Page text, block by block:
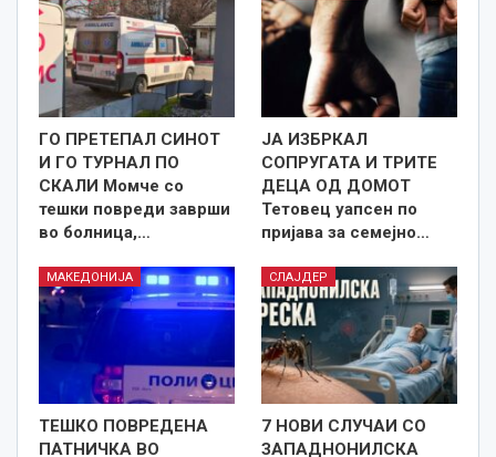
ГО ПРЕТЕПАЛ СИНОТ
И ГО ТУРНАЛ ПО
СКАЛИ Момче со
тешки повреди заврши
во болница,…
ЈА ИЗБРКАЛ
СОПРУГАТА И ТРИТЕ
ДЕЦА ОД ДОМОТ
Тетовец уапсен по
пријава за семејно…
МАКЕДОНИЈА
ТЕШКО ПОВРЕДЕНА
ПАТНИЧКА ВО
СЛАЈДЕР
7 НОВИ СЛУЧАИ СО
ЗАПАДНОНИЛСКА